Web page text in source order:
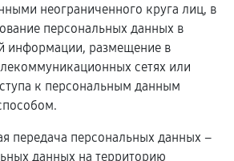
неограниченного круга лиц, в
персональных данных в
информации, размещение в
сетях или
к персональным данным
передача персональных данных –
данных на территорию